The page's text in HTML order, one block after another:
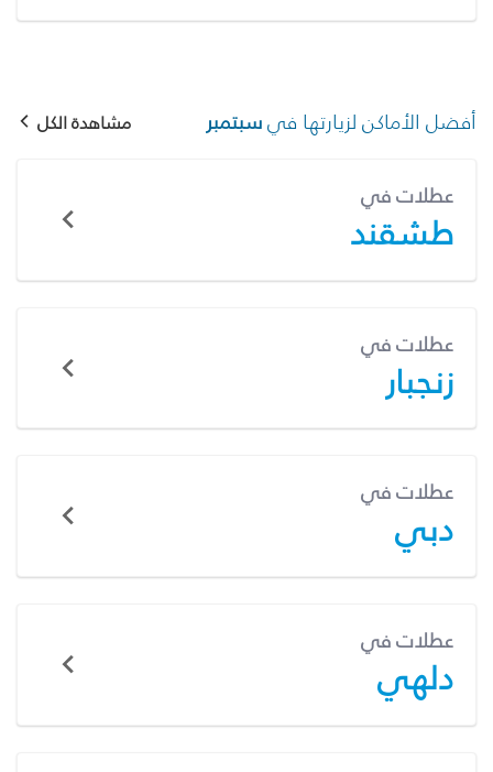
أفضل الأماكن لزيارتها فيسبتمبر مشاهدة الكل
عطلات في
طشقند
عطلات في
زنجبار
عطلات في
دبي
عطلات في
دلهي